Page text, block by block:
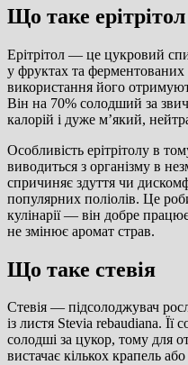
Що таке ерітрітол
Ерітрітол — це цукровий
у фруктах та ферментованих
використання його
Він на 70% солодший за
калорій і дуже м’який,
Особливість ерітрітолу в
виводиться з організму в
спричиняє здуття чи
популярних поліолів. Це
кулінарії — він добре
не змінює аромат страв.
Що таке стевія
Стевія — підсолоджувач
із листя Stevia rebaudiana. Її
солодші за цукор, тому для
вистачає кількох крапель